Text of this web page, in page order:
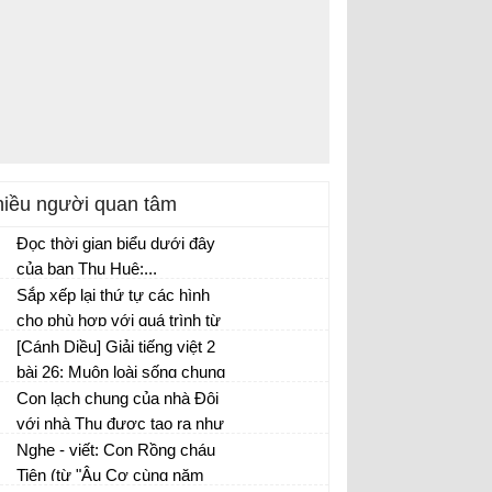
người quan tâm
Đọc thời gian biểu dưới đây
của bạn Thu Huệ:...
Sắp xếp lại thứ tự các hình
cho phù hợp với quá trình từ
lúc lúa còn non đến lúc thu
hoạch và được nấu thành
cơm.
[Cánh Diều] Giải tiếng việt 2
bài 26: Muôn loài sống chung
Con lạch chung của nhà Đôi
với nhà Thu được tạo ra như
thế nào?
Nghe - viết: Con Rồng cháu
Tiên (từ "Âu Cơ cùng năm